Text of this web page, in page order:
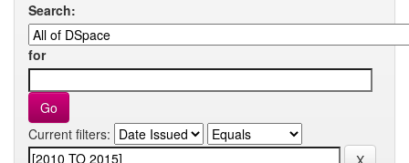
Search:
for
Current filters: